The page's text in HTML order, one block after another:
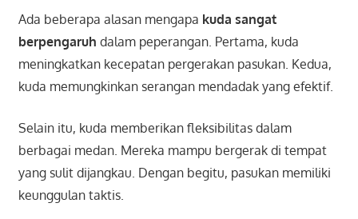
Ada beberapa alasan mengapa kuda sangat
berpengaruh dalam peperangan. Pertama, kuda
meningkatkan kecepatan pergerakan pasukan. Kedua,
kuda memungkinkan serangan mendadak yang efektif.
Selain itu, kuda memberikan fleksibilitas dalam
berbagai medan. Mereka mampu bergerak di tempat
yang sulit dijangkau. Dengan begitu, pasukan memiliki
keunggulan taktis.